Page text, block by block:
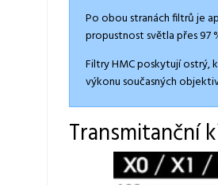
Po obou stranách filtrů je
propustnost světla přes 97
Filtry HMC poskytují ostrý,
výkonu současných
Transmitanční